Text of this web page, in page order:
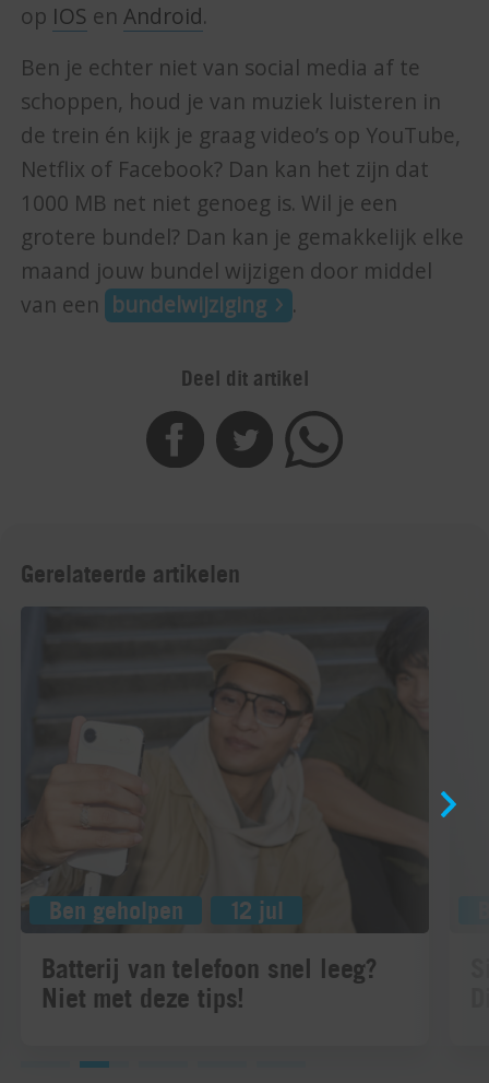
op IOS enAndroid.
Ben je echter niet van social media af te
schoppen, houd je van muziek luisteren in
de trein én kijk je graag video’s op YouTube,
Netflix of Facebook? Dan kan het zijn dat
1000 MB net niet genoeg is. Wil je een
grotere bundel? Dan kan je gemakkelijk elke
maand jouw bundel wijzigen door middel
van een bundelwijziging .
Deel dit artikel
Gerelateerde artikelen
Ben geholpen 12 jul
Batterij van telefoon snel leeg?
Niet met deze tips!